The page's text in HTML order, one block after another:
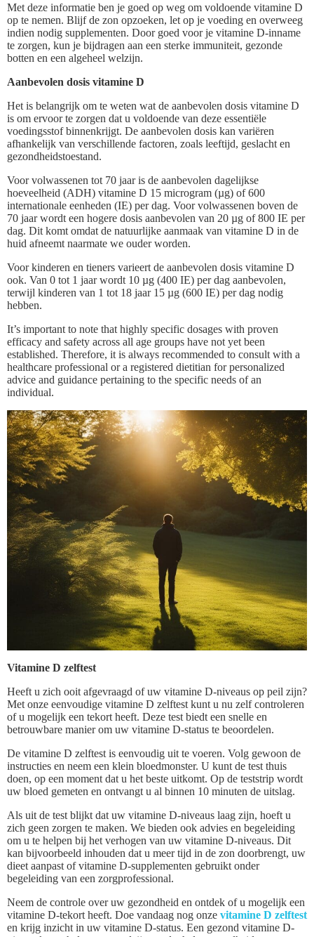
Met deze informatie ben je goed op weg om voldoende vitamine D
op te nemen. Blijf de zon opzoeken, let op je voeding en overweeg
indien nodig supplementen. Door goed voor je vitamine D-inname
te zorgen, kun je bijdragen aan een sterke immuniteit, gezonde
botten en een algeheel welzijn.
Aanbevolen dosis vitamine D
Het is belangrijk om te weten wat de aanbevolen dosis vitamine D
is om ervoor te zorgen dat u voldoende van deze essentiële
voedingsstof binnenkrijgt. De aanbevolen dosis kan variëren
afhankelijk van verschillende factoren, zoals leeftijd, geslacht en
gezondheidstoestand.
Voor volwassenen tot 70 jaar is de aanbevolen dagelijkse
hoeveelheid (ADH) vitamine D 15 microgram (µg) of 600
internationale eenheden (IE) per dag. Voor volwassenen boven de
70 jaar wordt een hogere dosis aanbevolen van 20 µg of 800 IE per
dag. Dit komt omdat de natuurlijke aanmaak van vitamine D in de
huid afneemt naarmate we ouder worden.
Voor kinderen en tieners varieert de aanbevolen dosis vitamine D
ook. Van 0 tot 1 jaar wordt 10 µg (400 IE) per dag aanbevolen,
terwijl kinderen van 1 tot 18 jaar 15 µg (600 IE) per dag nodig
hebben.
It’s important to note that highly specific dosages with proven
efficacy and safety across all age groups have not yet been
established. Therefore, it is always recommended to consult with a
healthcare professional or a registered dietitian for personalized
advice and guidance pertaining to the specific needs of an
individual.
Vitamine D zelftest
Heeft u zich ooit afgevraagd of uw vitamine D-niveaus op peil zijn?
Met onze eenvoudige vitamine D zelftest kunt u nu zelf controleren
of u mogelijk een tekort heeft. Deze test biedt een snelle en
betrouwbare manier om uw vitamine D-status te beoordelen.
De vitamine D zelftest is eenvoudig uit te voeren. Volg gewoon de
instructies en neem een klein bloedmonster. U kunt de test thuis
doen, op een moment dat u het beste uitkomt. Op de teststrip wordt
uw bloed gemeten en ontvangt u al binnen 10 minuten de uitslag.
Als uit de test blijkt dat uw vitamine D-niveaus laag zijn, hoeft u
zich geen zorgen te maken. We bieden ook advies en begeleiding
om u te helpen bij het verhogen van uw vitamine D-niveaus. Dit
kan bijvoorbeeld inhouden dat u meer tijd in de zon doorbrengt, uw
dieet aanpast of vitamine D-supplementen gebruikt onder
begeleiding van een zorgprofessional.
Neem de controle over uw gezondheid en ontdek of u mogelijk een
vitamine D-tekort heeft. Doe vandaag nog onze vitamine D zelftest
en krijg inzicht in uw vitamine D-status. Een gezond vitamine D-